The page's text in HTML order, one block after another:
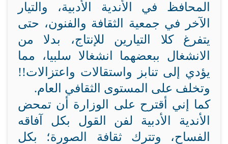
المحافظ في الأندية الأدبية، والتيار
الآخر في جمعية الثقافة والفنون، حتى
يتفرغ كلا التيارين للإنتاج، بدلا من
الانشغال ببعضهما انشغالا سلبيا، مما
يؤدي إلى تنابز واستقالات واعتزالات!!
وتخلف على المستوى الثقافي العام.
كما إني أقترح على الوزارة أن تمحض
الأندية الأدبية لفن القول بكل آفاقه
الفساح، وتترك ثقافة الصورة؛ بكل